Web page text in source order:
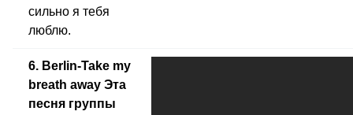
сильно я тебя
люблю.
6. Berlin-Take my
breath away Эта
песня группы